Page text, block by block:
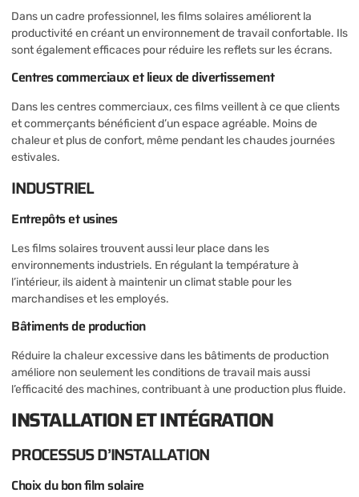
Dans un cadre professionnel, les films solaires améliorent la
productivité en créant un environnement de travail confortable. Ils
sont également efficaces pour réduire les reflets sur les écrans.
Centres commerciaux et lieux de divertissement
Dans les centres commerciaux, ces films veillent à ce que clients
et commerçants bénéficient d’un espace agréable. Moins de
chaleur et plus de confort, même pendant les chaudes journées
estivales.
INDUSTRIEL
Entrepôts et usines
Les films solaires trouvent aussi leur place dans les
environnements industriels. En régulant la température à
l’intérieur, ils aident à maintenir un climat stable pour les
marchandises et les employés.
Bâtiments de production
Réduire la chaleur excessive dans les bâtiments de production
améliore non seulement les conditions de travail mais aussi
l’efficacité des machines, contribuant à une production plus fluide.
INSTALLATION ET INTÉGRATION
PROCESSUS D’INSTALLATION
Choix du bon film solaire